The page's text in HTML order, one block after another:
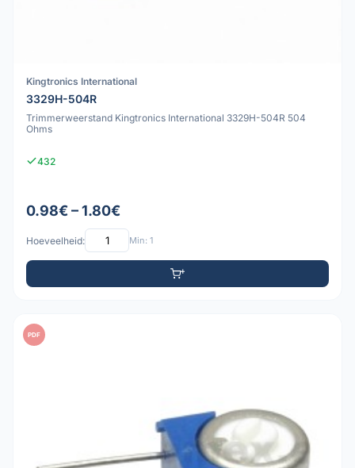
Kingtronics International
3329H-504R
Trimmerweerstand Kingtronics International 3329H-504R 504
Ohms
432
0.98€ – 1.80€
Hoeveelheid: Min: 1
PDF